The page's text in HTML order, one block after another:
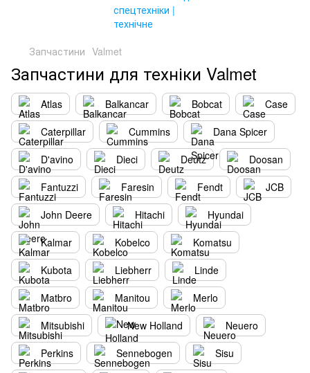
Запчастини Valmet
Запчастини для техніки Valmet
Atlas Balkancar Bobcat
Case
Caterpillar
Cummins
Dana Spicer
D'avino
Dieci Deutz
Doosan
Fantuzzi
Faresin Fendt
JCB
John Deere
Hitachi
Hyundai
Kalmar
Kobelco
Komatsu
Kubota
Liebherr
Linde
Matbro
Manitou
Merlo
Mitsubishi
New Holland
Neuero
Perkins
Sennebogen
Sisu